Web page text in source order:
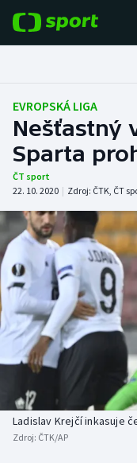
Fotbal
Hokej
Tenis
Atletika
Cyklistika
DALŠÍ SPORTY
Americký fotbal
Baseball a softbal
Basketbal
Biatlon
NEPŘEHLÉDNĚTE
Soutěže
Historické návraty
Aplikace ČT sport
EVROPSKÁ LIGA
Nešťastný
Sparta
ČT sport
22. 10. 2020 | Zdroj: ČTK, ČT
Ladislav Krejčí inkasuje
Zdroj: ČTK/AP